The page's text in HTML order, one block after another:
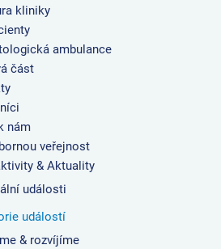
kliniky
ambulance
část
nám
veřejnost
& Aktuality
události
událostí
& rozvíjíme